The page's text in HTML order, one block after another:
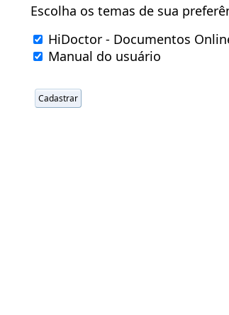
Escolha os temas de sua
HiDoctor - Documentos
Manual do usuário